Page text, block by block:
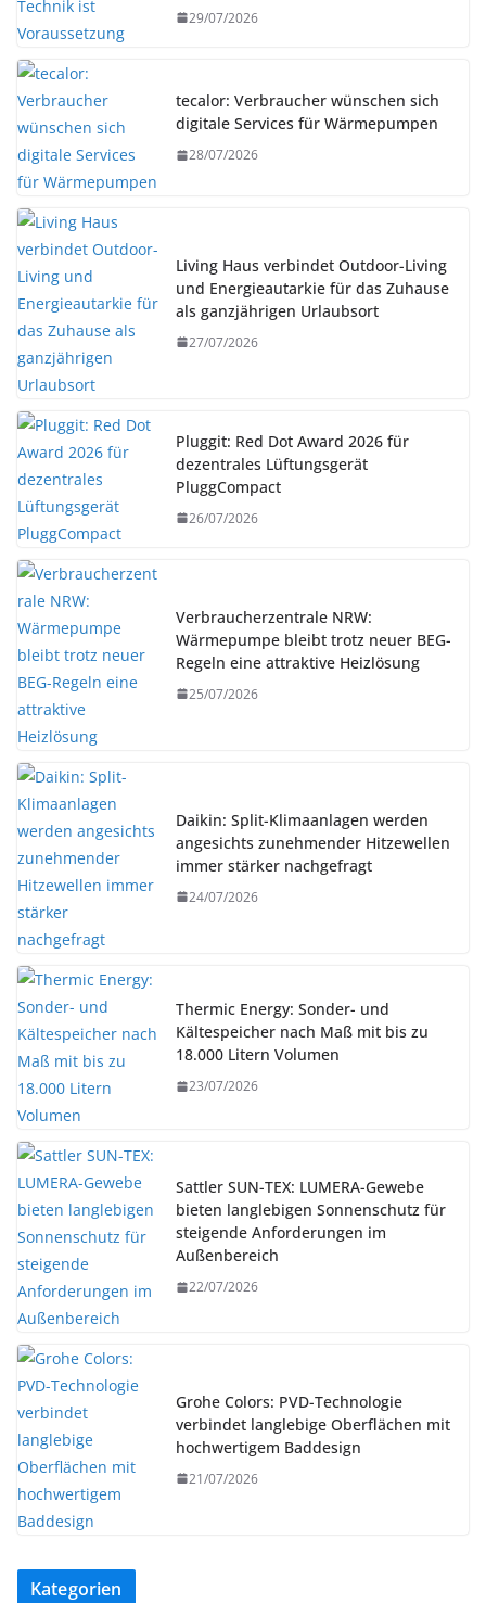
29/07/2026
tecalor: Verbraucher wünschen sich
digitale Services für Wärmepumpen
28/07/2026
Living Haus verbindet Outdoor-Living
und Energieautarkie für das Zuhause
als ganzjährigen Urlaubsort
27/07/2026
Pluggit: Red Dot Award 2026 für
dezentrales Lüftungsgerät
PluggCompact
26/07/2026
Verbraucherzentrale NRW:
Wärmepumpe bleibt trotz neuer BEG-
Regeln eine attraktive Heizlösung
25/07/2026
Daikin: Split-Klimaanlagen werden
angesichts zunehmender Hitzewellen
immer stärker nachgefragt
24/07/2026
Thermic Energy: Sonder- und
Kältespeicher nach Maß mit bis zu
18.000 Litern Volumen
23/07/2026
Sattler SUN-TEX: LUMERA-Gewebe
bieten langlebigen Sonnenschutz für
steigende Anforderungen im
Außenbereich
22/07/2026
Grohe Colors: PVD-Technologie
verbindet langlebige Oberflächen mit
hochwertigem Baddesign
21/07/2026
Kategorien